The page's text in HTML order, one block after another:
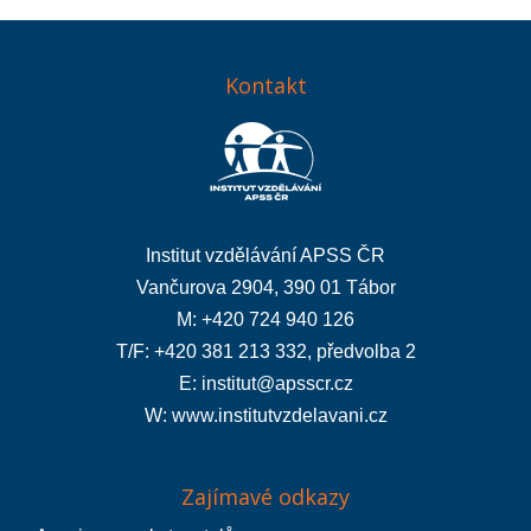
Kontakt
Institut vzdělávání APSS ČR
Vančurova 2904, 390 01 Tábor
M: +420 724 940 126
T/F: +420 381 213 332, předvolba 2
E: institut@apsscr.cz
W: www.institutvzdelavani.cz
Zajímavé odkazy